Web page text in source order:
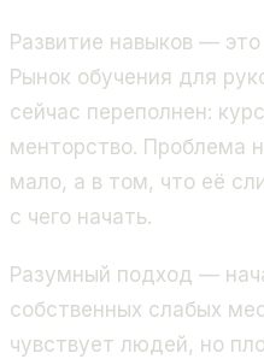
Развитие навыков —
Рынок обучения для
сейчас переполнен:
менторство. Проблема
мало, а в том, что её
с чего начать.
Разумный подход —
собственных слабых
чувствует людей, но